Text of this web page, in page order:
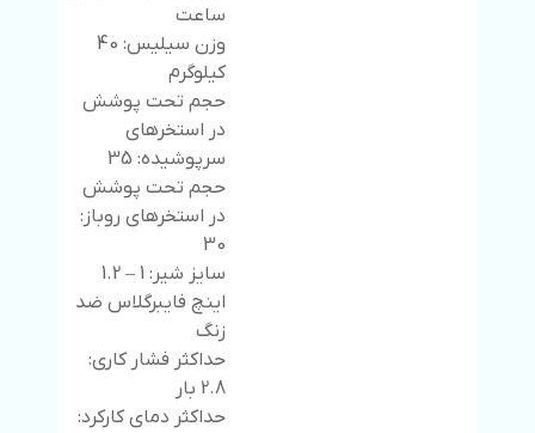
ساعت
وزن سیلیس: 40
کیلوگرم
حجم تحت پوشش
در استخرهای
سرپوشیده: 35
حجم تحت پوشش
در استخرهای روباز:
30
سایز شیر: 1 – 1.2
اینچ فایبرگلاس ضد
زنگ
حداکثر فشار کاری:
2.8 بار
حداکثر دمای کارکرد: